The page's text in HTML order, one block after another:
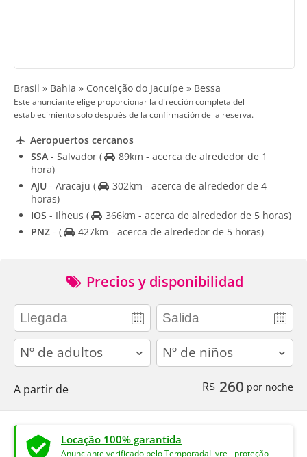
Brasil » Bahia » Conceição do Jacuípe » Bessa
Este anunciante elige proporcionar la dirección completa del
establecimiento solo después de la confirmación de la reserva.
Aeropuertos cercanos
SSA - Salvador (
89km - acerca de alrededor de 1
hora)
AJU - Aracaju (
302km - acerca de alrededor de 4
horas)
IOS - Ilheus (
366km - acerca de alrededor de 5 horas)
PNZ - ( 427km - acerca de alrededor de 5 horas)
Precios y disponibilidad
adults children
A partir de R$ 260 por noche
Locação 100% garantida
Anunciante verificado pelo TemporadaLivre - proteção